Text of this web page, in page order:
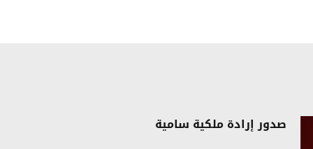
صدور إرادة ملكية سامية